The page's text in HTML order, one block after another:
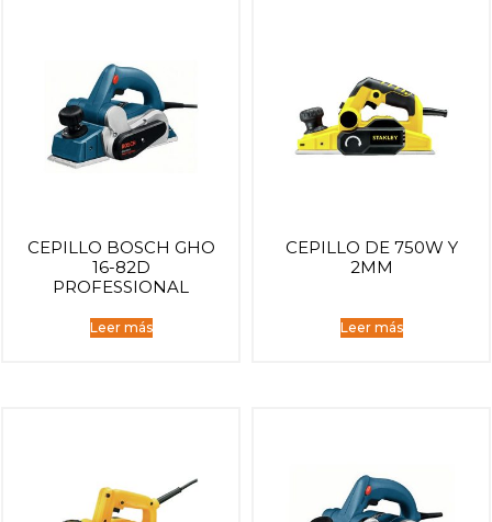
CEPILLO BOSCH GHO
16-82D
PROFESSIONAL
Leer más
CEPILLO DE 750W Y
2MM
Leer más